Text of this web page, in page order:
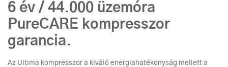
6 év / 44.000 üzemóra
PureCARE kompresszor
garancia.
Az Ultima kompresszor a kiváló energiahatékonyság mellett a